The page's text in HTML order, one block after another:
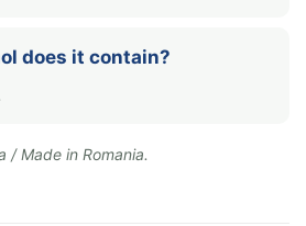
does it contain?
Made in Romania.